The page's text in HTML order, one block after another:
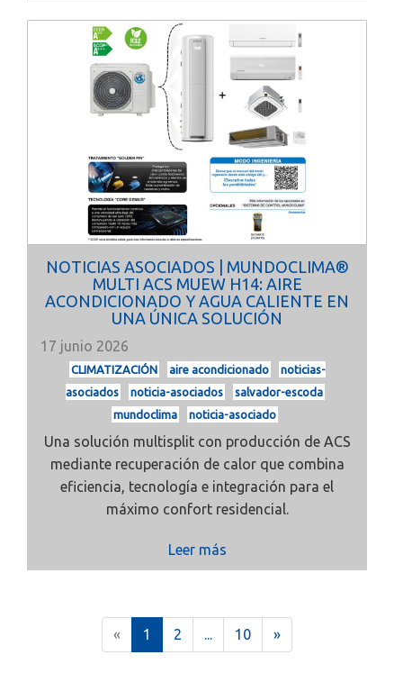
NOTICIAS ASOCIADOS | MUNDOCLIMA®
MULTI ACS MUEW H14: AIRE
ACONDICIONADO Y AGUA CALIENTE EN
UNA ÚNICA SOLUCIÓN
17 junio 2026
CLIMATIZACIÓN aire acondicionado
noticias-
asociados
noticia-asociados
salvador-escoda
mundoclima
noticia-asociado
Una solución multisplit con producción de ACS
mediante recuperación de calor que combina
eficiencia, tecnología e integración para el
máximo confort residencial.
Leer más
« 1
c
2 ... 10 »